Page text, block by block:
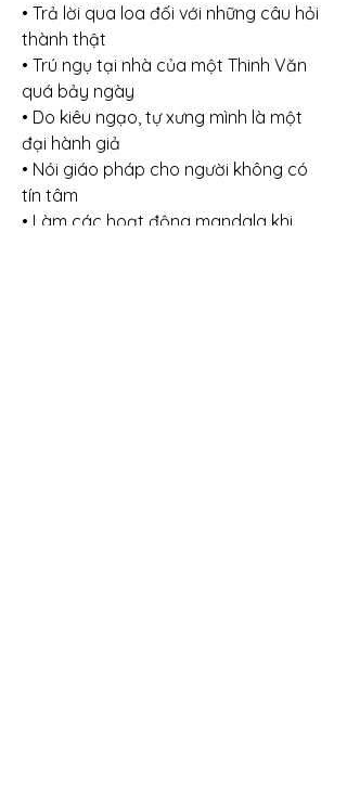
• Trả lời qua loa đối với những câu hỏi
thành thật
• Trú ngụ tại nhà của một Thinh Văn
quá bảy ngày
• Do kiêu ngạo, tự xưng mình là một
đại hành giả
• Nói giáo pháp cho người không có
tín tâm
• Làm các hoạt động mandala khi